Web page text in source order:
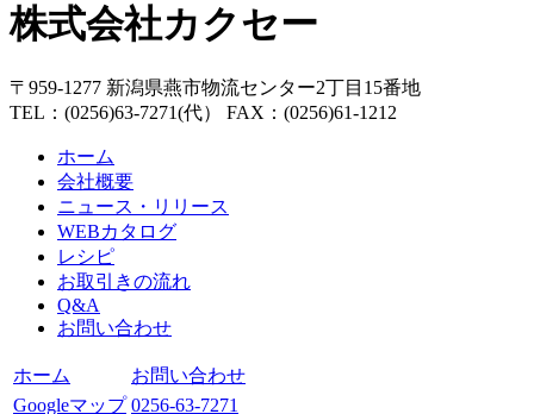
株式会社カクセー
〒959-1277 新潟県燕市物流センター2丁目15番地
TEL：(0256)63-7271(代） FAX：(0256)61-1212
ホーム
会社概要
ニュース・リリース
WEBカタログ
レシピ
お取引きの流れ
Q&A
お問い合わせ
ホーム
お問い合わせ
Googleマップ 0256-63-7271